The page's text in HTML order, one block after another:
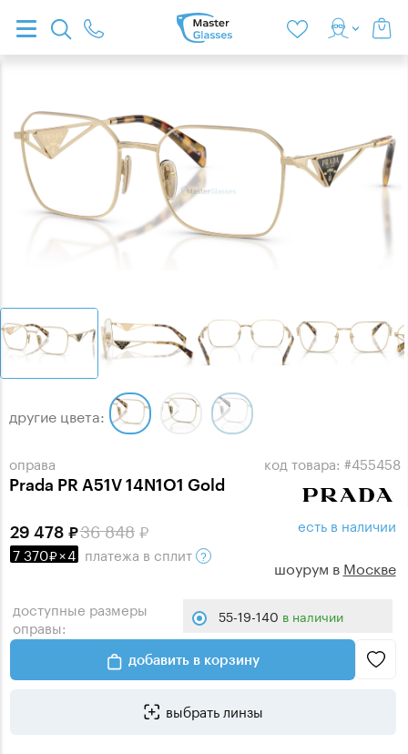
оправа
Prada PR A51V 14N1O1 Gold
код товара: #455458
другие цвета:
36 848
29 478
7 370 ×4 платежа в сплит
есть в наличии
шоурум в Москве
доступные размеры
оправы:
55-19-140 в наличии
добавить в корзину
выбрать линзы